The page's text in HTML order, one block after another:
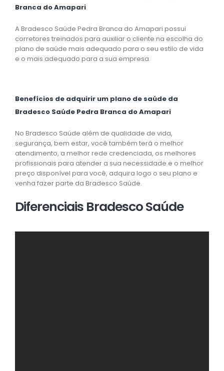
Branca do Amapari
A Bradesco Saúde Pedra Branca do Amapari possui
corretores treinados para auxiliar o cliente na escolha do
plano de saúde mais adequado para o seu estilo de vida
e o mais adequado para a sua empresa.
Benefícios de adquirir um plano de saúde da
Bradesco Saúde Pedra Branca do Amapari
No Bradesco Saúde além de qualidade de vida,
segurança, bem estar, você também terá o melhor
atendimento, a melhor rede credenciada, os melhores
profissionais para atender a sua necessidade e o melhor
preço disponível para você, adquira logo o seu plano e
venha fazer parte da Bradesco Saúde.
Diferenciais Bradesco Saúde